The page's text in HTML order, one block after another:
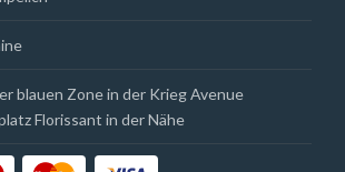
blauen Zone in der Krieg Avenue
Florissant in der Nähe